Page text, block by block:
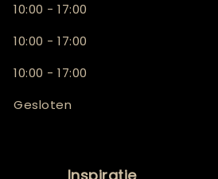
10:00 - 17:00
10:00 - 17:00
10:00 - 17:00
Gesloten